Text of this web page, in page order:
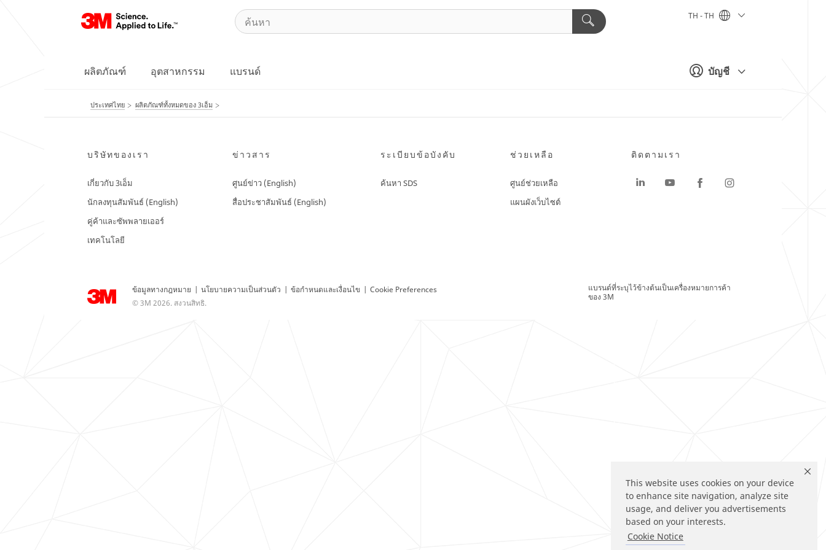
This website uses cookies on your device
to enhance site navigation, analyze site
usage, and deliver you advertisements
based on your interests.
Cookie Notice
บัญชี
TH - TH
ผลิตภัณฑ์ อุตสาหกรรม แบรนด์
ประเทศไทย ผลิตภัณฑ์ทั้งหมดของ 3เอ็ม
บริษัทของเรา
เกี่ยวกับ 3เอ็ม
นักลงทุนสัมพันธ์ (English)
คู่ค้าและซัพพลายเออร์
เทคโนโลยี
ข่าวสาร
ศูนย์ข่าว (English)
สื่อประชาสัมพันธ์ (English)
ระเบียบข้อบังคับ
ค้นหา SDS
ช่วยเหลือ
ศูนย์ช่วยเหลือ
แผนผังเว็บไซต์
ข้อมูลทางกฎหมาย | นโยบายความเป็นส่วนตัว | ข้อกำหนดและเงื่อนไข | Cookie Preferences
© 3M 2026. สงวนสิทธิ.
ติดตามเรา
แบรนด์ที่ระบุไว้ข้างต้นเป็นเครื่องหมายการค้า
ของ 3M